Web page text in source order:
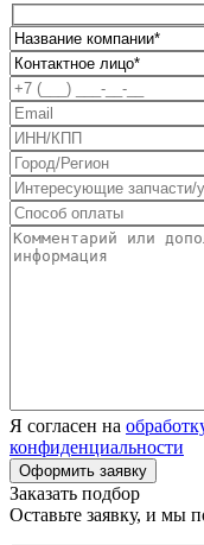
Я согласен на
конфиденциальности
Заказать подбор
Оставьте заявку, и мы